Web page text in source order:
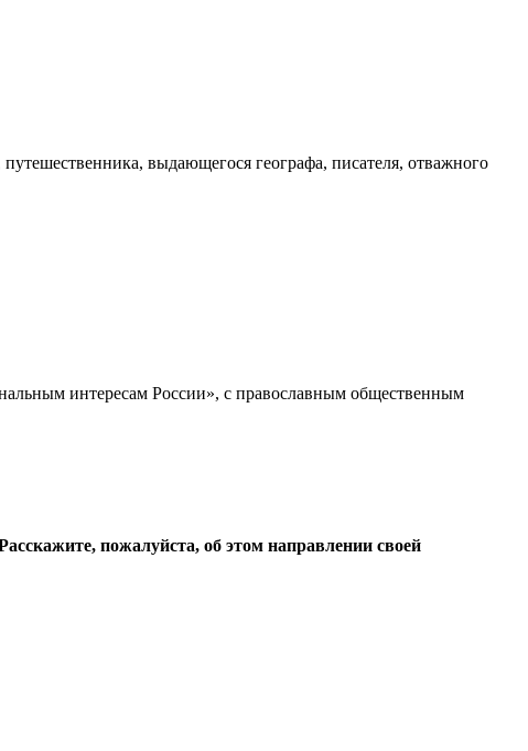
выдающегося географа, писателя, отважного
интересам России», с православным общественным
пожалуйста, об этом направлении своей